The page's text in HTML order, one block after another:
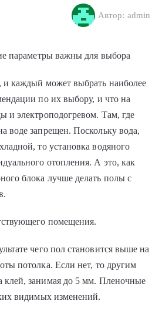
Автор: admin
параметры важны для выбора
и каждый может выбрать наиболее
по их выбору, и что на
и электроподогревом. Там, где
воде запрещен. Поскольку вода,
то установка водяного
отопления. А это, как
блока лучше делать полы с
помещения.
чего пол становится выше на
потолка. Если нет, то другим
клей, занимая до 5 мм. Пленочные
видимых изменений.